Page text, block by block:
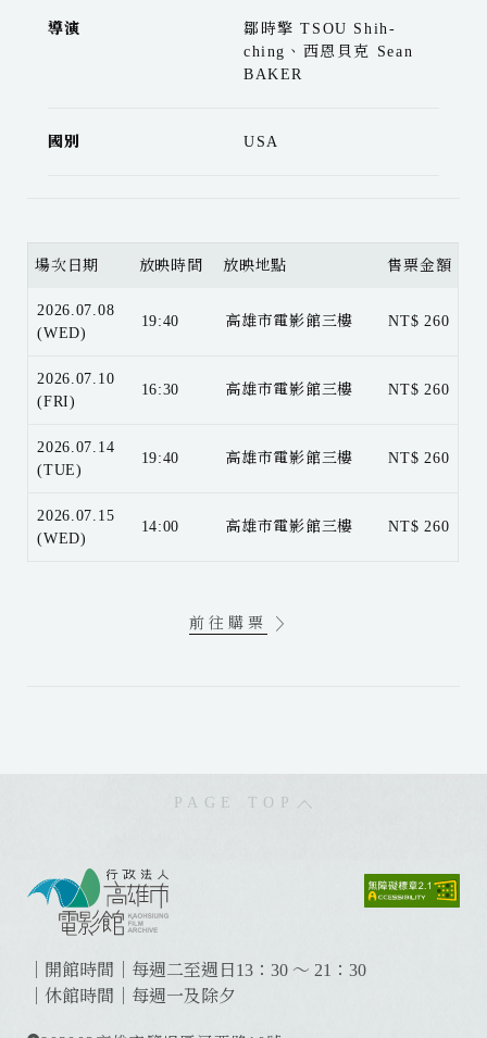
導演
鄒時擎 TSOU Shih-
ching、西恩貝克 Sean
BAKER
國別 USA
場次日期 放映時間 放映地點 售票金額
2026.07.08
(WED)
19:40 高雄市電影館三樓 NT$ 260
2026.07.10
(FRI)
16:30 高雄市電影館三樓 NT$ 260
2026.07.14
(TUE)
19:40 高雄市電影館三樓 NT$ 260
2026.07.15
(WED)
14:00 高雄市電影館三樓 NT$ 260
前往購票
｜開館時間｜每週二至週日13：30 ～ 21：30
｜休館時間｜每週一及除夕
PAGE TOP